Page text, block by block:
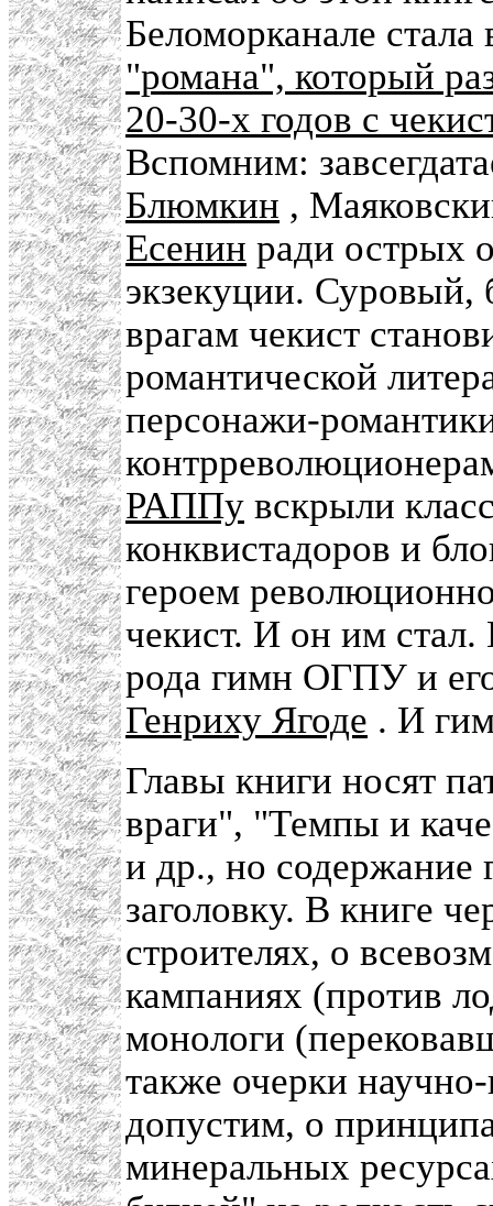
Беломорканале
"романа", который
20-30-х годов с
Вспомним:
Блюмкин ,
Есенин ради острых
экзекуции.
врагам чекист
романтической
персонажи-
РАППу вскрыли
конквистадоров и
героем
чекист. И он им стал.
рода гимн ОГПУ и
Генриху Ягоде . И
Главы книги носят
враги", "Темпы и
и др., но содержание
заголовку. В книге
строителях, о
кампаниях (против
монологи
также очерки
допустим, о
минеральных